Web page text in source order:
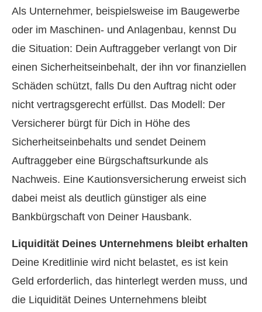
Als Unternehmer, beispielsweise im Baugewerbe
oder im Maschinen- und Anlagenbau, kennst Du
die Situation: Dein Auftraggeber verlangt von Dir
einen Sicherheitseinbehalt, der ihn vor finanziellen
Schäden schützt, falls Du den Auftrag nicht oder
nicht vertragsgerecht erfüllst. Das Modell: Der
Versicherer bürgt für Dich in Höhe des
Sicherheitseinbehalts und sendet Deinem
Auftraggeber eine Bürgschaftsurkunde als
Nachweis. Eine Kautionsversicherung erweist sich
dabei meist als deutlich günstiger als eine
Bankbürgschaft von Deiner Hausbank.
Liquidität Deines Unternehmens bleibt erhalten
Deine Kreditlinie wird nicht belastet, es ist kein
Geld erforderlich, das hinterlegt werden muss, und
die Liquidität Deines Unternehmens bleibt